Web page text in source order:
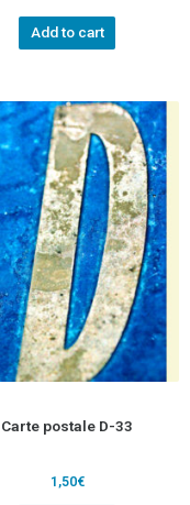
Add to cart
Carte postale D-33
1,50€